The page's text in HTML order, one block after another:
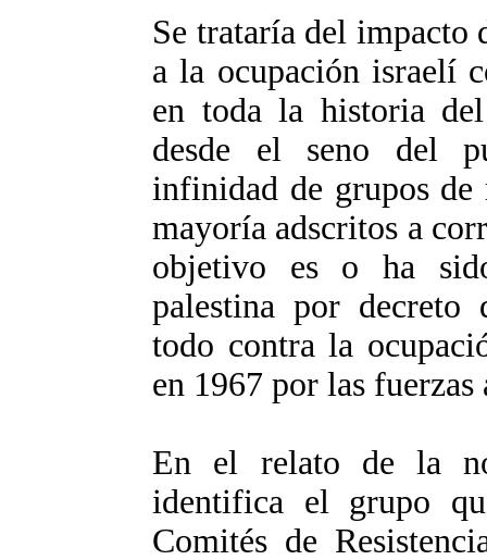
Se trataría del impacto
a la ocupación israelí
en toda la historia
desde el seno del
infinidad de grupos de
mayoría adscritos a
objetivo es o ha
palestina por decreto
todo contra la
en 1967 por las
En el relato de la
identifica el grupo
Comités de